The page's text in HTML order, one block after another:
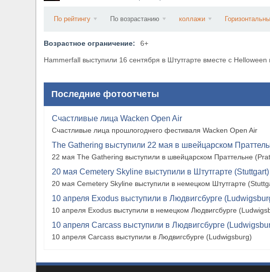
По рейтингу По возрастанию коллажи
Возрастное ограничение: 6+
Hammerfall выступили 16 сентября в Штутгарте вместе с
Последние фотоотчеты
Счастливые лица Wacken Open Air
Счастливые лица прошлогоднего фестиваля Wacken Open Air
The Gathering выступили 22 мая в швейцарском
22 мая The Gathering выступили в швейцарском Праттельне
20 мая Cemetery Skyline выступили в Штутгарте (Stuttgart)
20 мая Cemetery Skyline выступили в немецком Штутгарте
10 апреля Exodus выступили в Людвигсбурге
10 апреля Exodus выступили в немецком Людвигсбурге
10 апреля Carcass выступили в Людвигсбурге
10 апреля Carcass выступили в Людвигсбурге (Ludwigsburg)